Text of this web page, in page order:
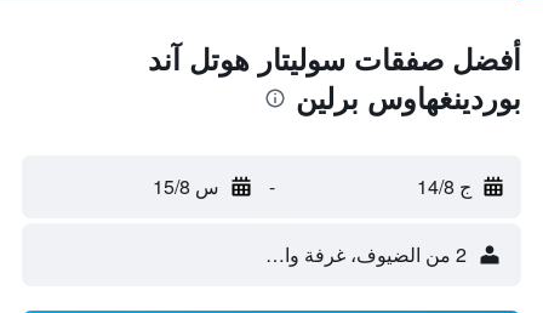
أفضل صفقات سوليتار هوتل آند
بوردينغهاوس برلين
ج 14/8 - س 15/8
2 من الضيوف، غرفة واحدة